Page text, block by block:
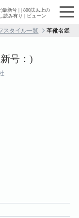
最新号 | | 800誌以上の
読み有り | ビューン
スタイル一覧 革靴名鑑
号：)